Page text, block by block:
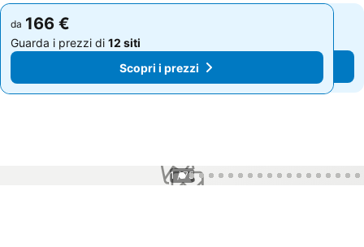
da 166 €
Guarda i prezzi di 12 siti
Scopri i prezzi
da 166 €
Guarda i prezzi di 12 siti
Scopri i prezzi
1 / 75